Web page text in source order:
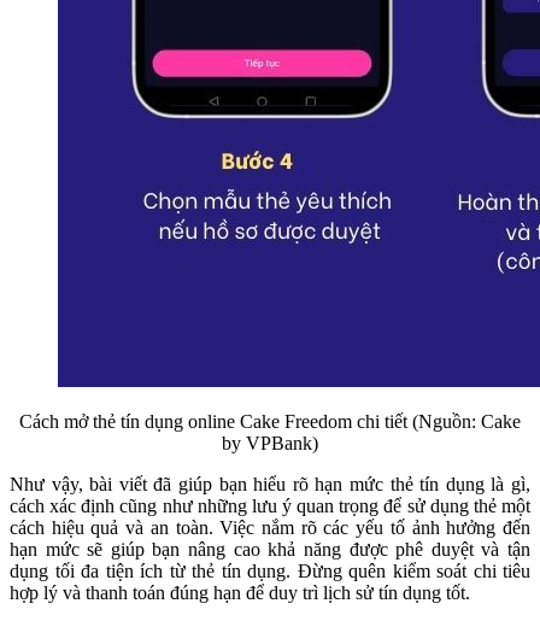
Cách mở thẻ tín dụng online Cake Freedom chi tiết (Nguồn: Cake
by VPBank)
Như vậy, bài viết đã giúp bạn hiểu rõ hạn mức thẻ tín dụng là gì,
cách xác định cũng như những lưu ý quan trọng để sử dụng thẻ một
cách hiệu quả và an toàn. Việc nắm rõ các yếu tố ảnh hưởng đến
hạn mức sẽ giúp bạn nâng cao khả năng được phê duyệt và tận
dụng tối đa tiện ích từ thẻ tín dụng. Đừng quên kiểm soát chi tiêu
hợp lý và thanh toán đúng hạn để duy trì lịch sử tín dụng tốt.